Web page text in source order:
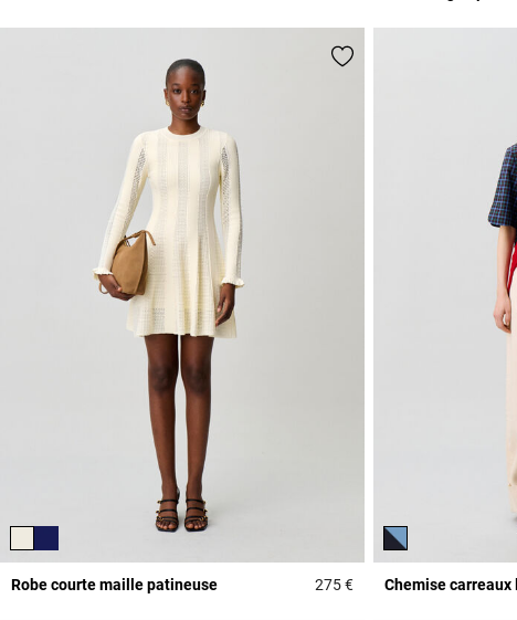
Robe courte maille patineuse 275 €4,8 out of 5 Customer
Chemise